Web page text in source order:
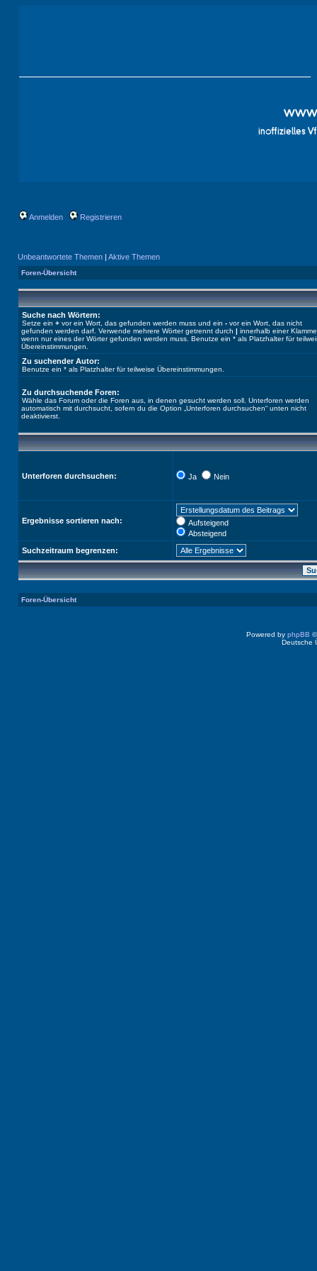
Anmelden Registrieren
Unbeantwortete Themen | Aktive Themen
Foren-Übersicht
Suche nach Wörtern:
Setze ein + vor ein Wort, das gefunden werden muss und ein - vor ein Wort, das nicht
gefunden werden darf. Verwende mehrere Wörter getrennt durch | innerhalb einer
wenn nur eines der Wörter gefunden werden muss. Benutze ein * als Platzhalter für
Übereinstimmungen.
Zu suchender Autor:
Benutze ein * als Platzhalter für teilweise Übereinstimmungen.
Zu durchsuchende Foren:
Wähle das Forum oder die Foren aus, in denen gesucht werden soll. Unterforen werden
automatisch mit durchsucht, sofern du die Option „Unterforen durchsuchen“ unten nicht
deaktivierst.
Unterforen durchsuchen: Ja Nein
Ergebnisse sortieren nach:
Aufsteigend
Absteigend
Suchzeitraum begrenzen:
Foren-Übersicht
Powered by phpBB
Deutsche